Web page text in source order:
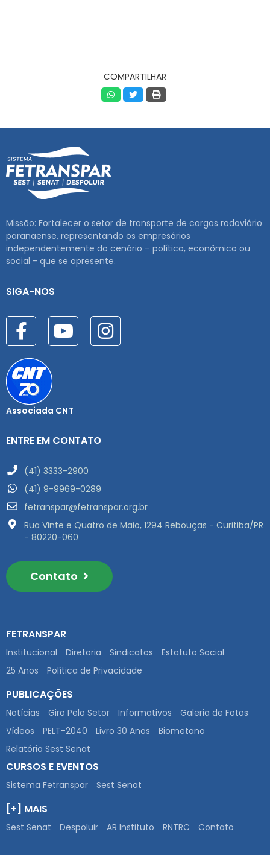
COMPARTILHAR
Missão: Fortalecer o setor de transporte de cargas rodoviário
paranaense, representando os empresários
independentemente do cenário – político, econômico ou
social - que se apresente.
SIGA-NOS
Associada CNT
ENTRE EM CONTATO
(41) 3333-2900
(41) 9-9969-0289
fetranspar@fetranspar.org.br
Rua Vinte e Quatro de Maio, 1294 Rebouças - Curitiba/PR
- 80220-060
Contato
FETRANSPAR
Institucional Diretoria Sindicatos
Estatuto Social
25 Anos
Política de Privacidade
PUBLICAÇÕES
Notícias Giro Pelo Setor Informativos
Galeria de Fotos
Vídeos
PELT-2040 Livro 30 Anos
Biometano
Relatório Sest Senat
CURSOS E EVENTOS
Sistema Fetranspar Sest Senat
[+] MAIS
Sest Senat Despoluir AR Instituto RNTRC Contato